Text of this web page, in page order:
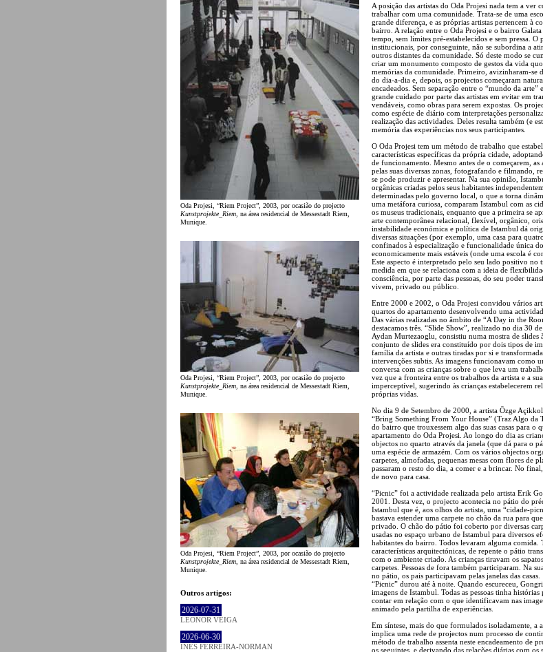
Oda Projesi, “Riem Project”, 2003, por ocasião do projecto
Kunstprojekte_Riem , na área residencial de Messestadt Riem,
Munique.
Oda Projesi, “Riem Project”, 2003, por ocasião do projecto
Kunstprojekte_Riem , na área residencial de Messestadt Riem,
Munique.
Oda Projesi, “Riem Project”, 2003, por ocasião do projecto
Kunstprojekte_Riem , na área residencial de Messestadt Riem,
Munique.
Outros artigos:
2026-07-31
LEONOR VEIGA
2026-06-30
INÊS FERREIRA-NORMAN
A posição das artistas do Oda Projesi nada tem a ver
trabalhar com uma comunidade. Trata-se de uma
grande diferença, e as próprias artistas pertencem à
bairro. A relação entre o Oda Projesi e o bairro
tempo, sem limites pré-estabelecidos e sem pressa.
institucionais, por conseguinte, não se subordina a
outros distantes da comunidade. Só deste modo se
criar um monumento composto de gestos da vida
memórias da comunidade. Primeiro, avizinharam-se
do dia-a-dia e, depois, os projectos começaram
encadeados. Sem separação entre o “mundo da
grande cuidado por parte das artistas em evitar em
vendáveis, como obras para serem expostas. Os
como espécie de diário com interpretações
realização das actividades. Deles resulta também (e
memória das experiências nos seus participantes.
O Oda Projesi tem um método de trabalho que
características específicas da própria cidade,
de funcionamento. Mesmo antes de o começarem, as
pelas suas diversas zonas, fotografando e filmando,
se pode produzir e apresentar. Na sua opinião,
orgânicas criadas pelos seus habitantes
determinadas pelo governo local, o que a torna
uma metáfora curiosa, comparam Istambul com as
os museus tradicionais, enquanto que a primeira se
arte contemporânea relacional, flexível, orgânico,
instabilidade económica e política de Istambul dá
diversas situações (por exemplo, uma casa para
confinados à especialização e funcionalidade única
economicamente mais estáveis (onde uma escola é
Este aspecto é interpretado pelo seu lado positivo no
medida em que se relaciona com a ideia de
consciência, por parte das pessoas, do seu poder
vivem, privado ou público.
Entre 2000 e 2002, o Oda Projesi convidou vários
quartos do apartamento desenvolvendo uma
Das várias realizadas no âmbito de “A Day in the
destacamos três. “Slide Show”, realizado no dia 30
Aydan Murtezaoglu, consistiu numa mostra de slides
conjunto de slides era constituído por dois tipos de
família da artista e outras tiradas por si e
intervenções subtis. As imagens funcionavam como
conversa com as crianças sobre o que leva um
vez que a fronteira entre os trabalhos da artista e a
imperceptível, sugerindo às crianças estabelecerem
próprias vidas.
No dia 9 de Setembro de 2000, a artista Özge
“Bring Something From Your House” (Traz Algo da
do bairro que trouxessem algo das suas casas para o
apartamento do Oda Projesi. Ao longo do dia as
objectos no quarto através da janela (que dá para o
uma espécie de armazém. Com os vários objectos
carpetes, almofadas, pequenas mesas com flores de
passaram o resto do dia, a comer e a brincar. No
de novo para casa.
“Picnic” foi a actividade realizada pelo artista Erik
2001. Desta vez, o projecto acontecia no pátio do
Istambul que é, aos olhos do artista, uma “cidade-
bastava estender uma carpete no chão da rua para
privado. O chão do pátio foi coberto por diversas
usadas no espaço urbano de Istambul para diversos
habitantes do bairro. Todos levaram alguma comida.
características arquitectónicas, de repente o pátio
com o ambiente criado. As crianças tiravam os
carpetes. Pessoas de fora também participaram. Na
no pátio, os pais participavam pelas janelas das casas.
“Picnic” durou até à noite. Quando escureceu,
imagens de Istambul. Todas as pessoas tinha
contar em relação com o que identificavam nas
animado pela partilha de experiências.
Em síntese, mais do que formulados isoladamente, a
implica uma rede de projectos num processo de
método de trabalho assenta neste encadeamento de
os seguintes, e derivando das relações diárias com